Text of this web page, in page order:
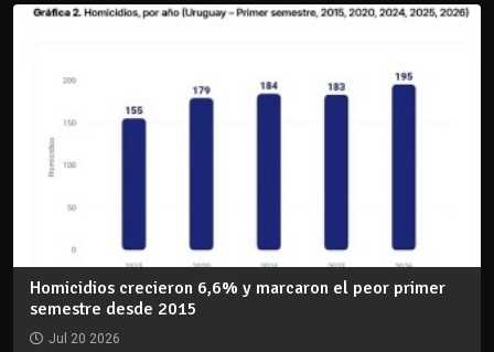
Homicidios crecieron 6,6% y marcaron el peor primer
semestre desde 2015
Jul 20 2026